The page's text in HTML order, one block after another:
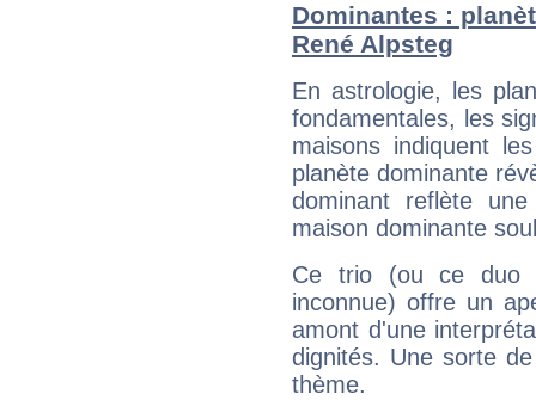
Dominantes :
René Alpsteg
En astrologie, les
fondamentales, les
maisons indiquent
planète dominante
dominant reflète
maison dominante
Ce trio (ou ce duo
inconnue) offre un
amont d'une
dignités. Une sorte
thème.